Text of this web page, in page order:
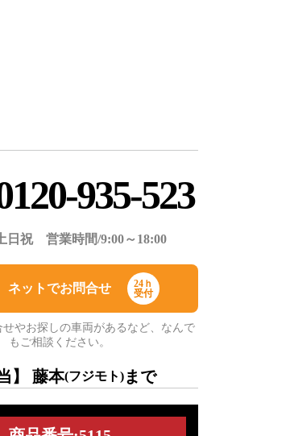
935-523
日祝 営業時間/9:00～18:00
ネットでお問合せ
24ｈ
受付
やお探しの車両があるなど、なんで
もご相談ください。
】 藤本(フジモト)まで